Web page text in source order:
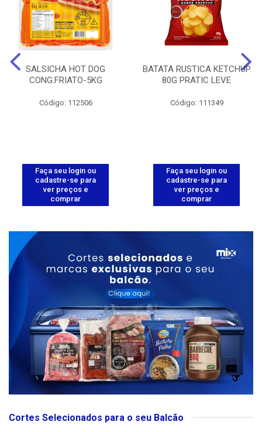
SALSICHA HOT DOG
CONG.FRIATO-5KG
Código: 112506
Faça seu login ou
cadastre-se para
ver preços e
comprar
BATATA RUSTICA KETCHUP
80G PRATIC LEVE
Código: 111349
Faça seu login ou
cadastre-se para
ver preços e
comprar
Cortes Selecionados para o seu Balcão